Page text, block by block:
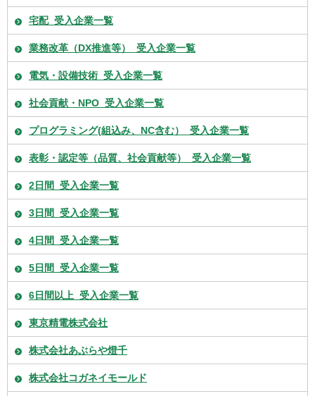
宅配_受入企業一覧
業務改革（DX推進等）_受入企業一覧
電気・設備技術_受入企業一覧
社会貢献・NPO_受入企業一覧
プログラミング(組込み、NC含む）_受入企業一覧
表彰・認定等（品質、社会貢献等）_受入企業一覧
2日間_受入企業一覧
3日間_受入企業一覧
4日間_受入企業一覧
5日間_受入企業一覧
6日間以上_受入企業一覧
東京精電株式会社
株式会社あぶらや燈千
株式会社コガネイモールド